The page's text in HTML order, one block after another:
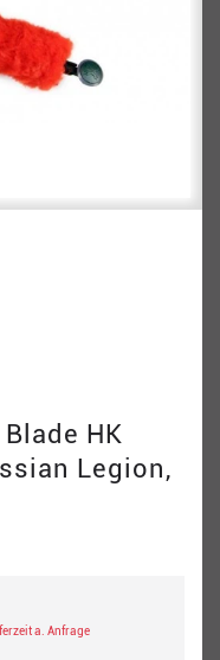
HK
Legion,
a. Anfrage